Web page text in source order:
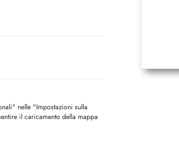
nelle "Impostazioni sulla
il caricamento della mappa